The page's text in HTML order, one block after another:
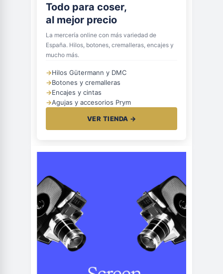
Todo para coser,
al mejor precio
La mercería online con más variedad de
España. Hilos, botones, cremalleras, encajes y
mucho más.
→Hilos Gütermann y DMC
→Botones y cremalleras
→Encajes y cintas
→Agujas y accesorios Prym
VER TIENDA →